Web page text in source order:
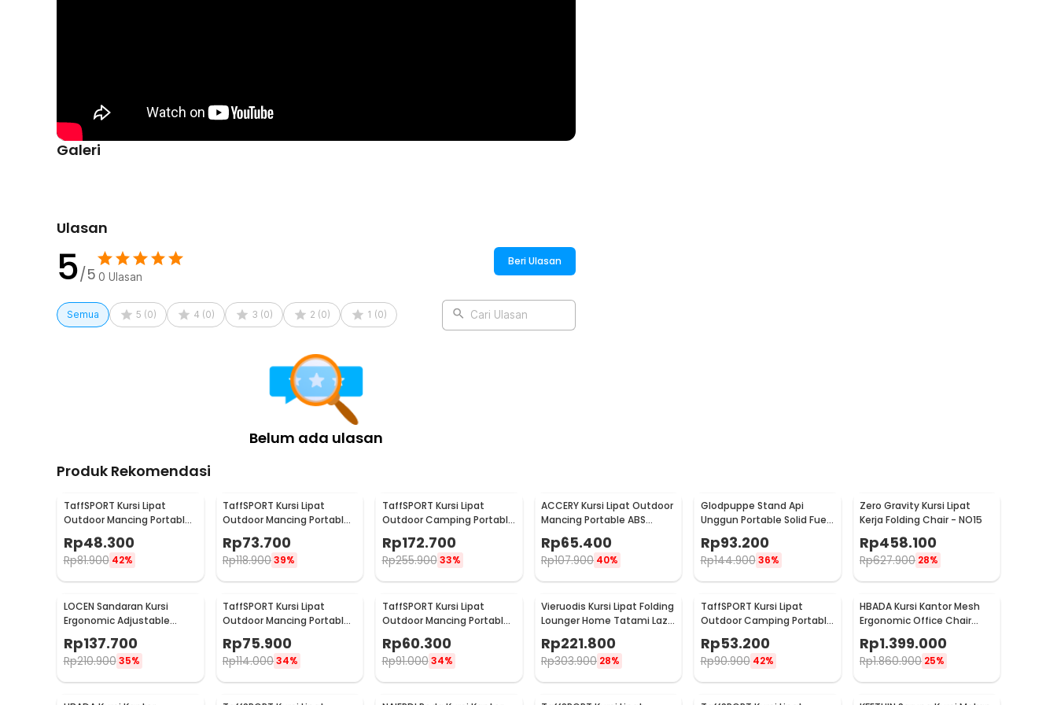
Galeri
Ulasan
5/5 0 Ulasan
Beri Ulasan
Semua 5 (0) 4 (0) 3 (0) 2 (0) 1 (0) Cari Ulasan
Belum ada ulasan
Produk Rekomendasi
TaffSPORT Kursi Lipat
Outdoor Mancing Portable
Oxford Folding Chair -
ZDY01
Rp48.300
Rp81.900 42%
TaffSPORT Kursi Lipat
Outdoor Mancing Portable
Oxford Folding Chair -
YYY002
Rp73.700
Rp118.90039%
TaffSPORT Kursi Lipat
Outdoor Camping Portable
SF733
Rp172.700
Rp255.900 33%
ACCERY Kursi Lipat Outdoor
Mancing Portable ABS
Telescopic Chair - NDS66
Rp65.400
Rp107.900 40%
Glodpuppe Stand Api
Unggun Portable Solid Fuel
Camping Tool - EZ203
Rp93.200
Rp144.900 36%
Zero Gravity Kursi Lipat
Kerja Folding Chair - NO15
Rp458.100
Rp627.900 28%
LOCEN Sandaran Kursi
Ergonomic Adjustable
Lumbar Back Support -
TY3120
Rp137.700
Rp210.900 35%
TaffSPORT Kursi Lipat
Outdoor Mancing Portable
38x38x65cm - AAN147
Rp75.900
Rp114.00034%
TaffSPORT Kursi Lipat
Outdoor Mancing Portable
Oxford Folding Chair S
33x33x53cm - AAN147
Rp60.300
Rp91.000 34%
Vieruodis Kursi Lipat Folding
Lounger Home Tatami Lazy
Sofa 6 Grids - VDS14
Rp221.800
Rp303.900 28%
TaffSPORT Kursi Lipat
Outdoor Camping Portable
Oxford Folding Chair M
36x36x58cm - A148
Rp53.200
Rp90.900 42%
HBADA Kursi Kantor Mesh
Ergonomic Office Chair
Flip-up Arms - HDNY163WM
Rp1.399.000
Rp1.860.900 25%